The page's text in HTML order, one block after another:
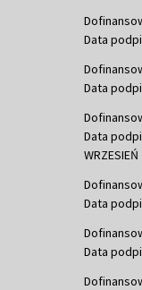
Data
Data
Data
Data
Data